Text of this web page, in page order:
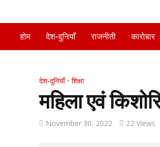
होम देश-दुनियाँ राजनीती कारोबार
देश-दुनियाँ • शिक्षा
महिला एवं
November 30, 2022 22 Views